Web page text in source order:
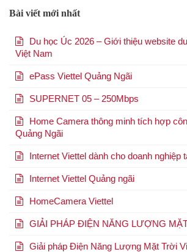
Bài viết mới nhất
Du học Úc 2026 – Giới thiệu website
Việt Nam
ePass Viettel Quảng Ngãi
SUPERNET 05 – 250Mbps
Home Camera thông minh tích hợp
Quảng Ngãi
Internet Viettel dành cho doanh nghiệp
Internet Viettel Quảng ngãi
HomeCamera Viettel
GIẢI PHÁP ĐIỆN NĂNG LƯỢNG
Giải pháp Điện Năng Lượng Mặt Trời